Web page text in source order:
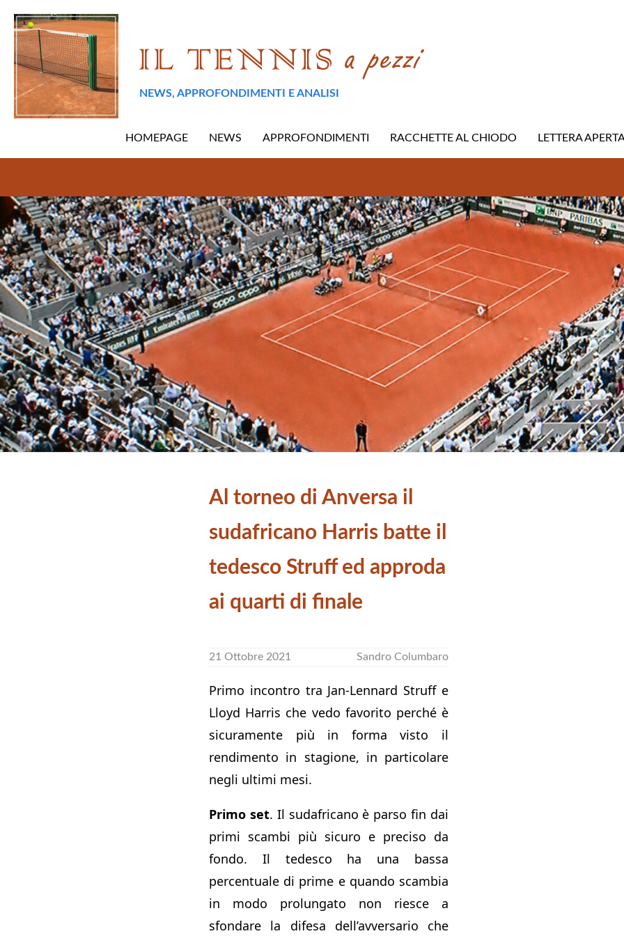
NEWS, APPROFONDIMENTI E ANALISI
HOMEPAGE NEWS APPROFONDIMENTI RACCHETTE AL CHIODO LETTERA
Al torneo di Anversa il
sudafricano Harris batte il
tedesco Struff ed approda
ai quarti di finale
21 Ottobre 2021 Sandro Columbaro
Primo incontro tra Jan-Lennard Struff e
Lloyd Harris che vedo favorito perché è
sicuramente più in forma visto il
rendimento in stagione, in particolare
negli ultimi mesi.
Primo set. Il sudafricano è parso fin dai
primi scambi più sicuro e preciso da
fondo. Il tedesco ha una bassa
percentuale di prime e quando scambia
in modo prolungato non riesce a
sfondare la difesa dell’avversario che